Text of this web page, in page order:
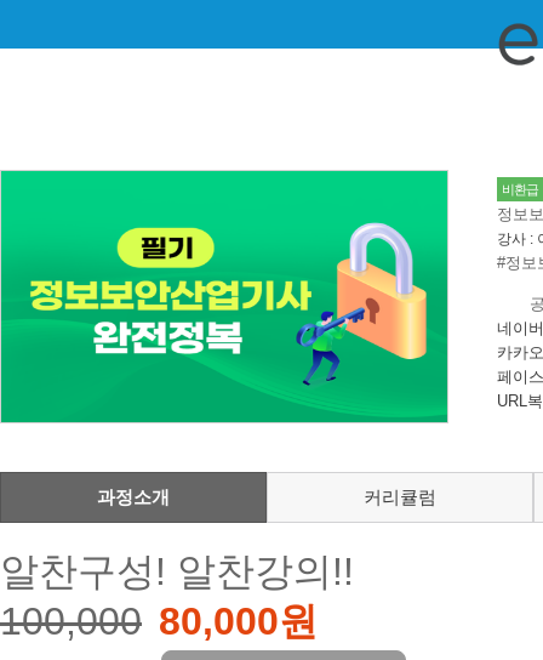
비환급
정보
강사 :
#정보
네이
카카
페이
URL
과정소개 커리큘럼
알찬구성! 알찬강의!!
100,000 80,000원